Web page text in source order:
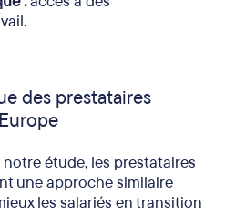
des prestataires
étude, les prestataires
une approche similaire
les salariés en transition